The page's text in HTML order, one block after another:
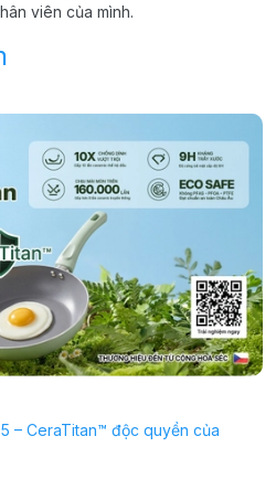
viên của mình.
– CeraTitan™ độc quyền của